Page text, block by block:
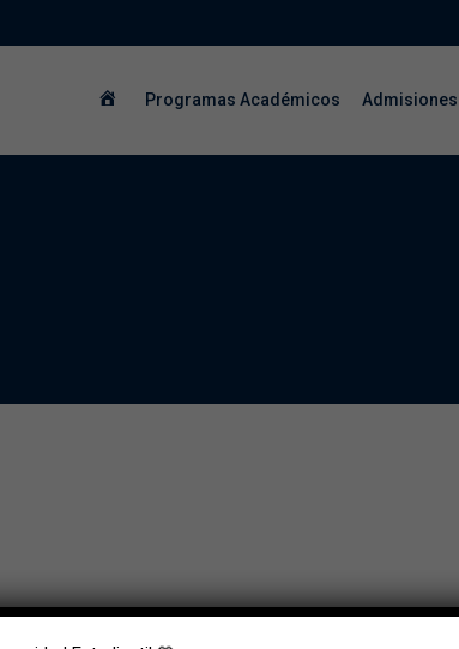
Programas Académicos Admisiones